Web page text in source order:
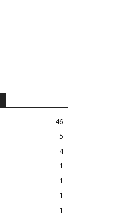
46
5
4
1
1
1
1